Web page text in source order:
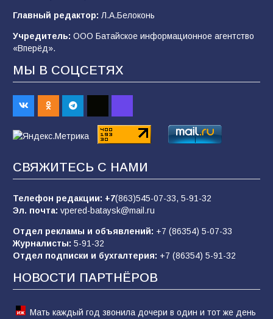
после выборов: в Госдуме дали ответ
99 06.08.2026
«Слухами Москву не возьмёшь»: почему
заявления Киева о мобилизации — это
отчаяние, а не разведка
02.08.2026
В детском саду № 35 дети освоили
строительные профессии в ходе
спортивного праздника
76 07.08.2026
Морской квест в детском саду: как
воспитанники спасали Нептуна
74 01.08.2026
Главный редактор: Л.А.Белоконь
Учредитель: ООО Батайское информационное агентство
«Вперёд».
МЫ В СОЦСЕТЯХ
СВЯЖИТЕСЬ С НАМИ
Телефон редакции: +7(863)545-07-33, 5-91-32
Эл. почта: vpered-bataysk@mail.ru
Отдел рекламы и объявлений: +7 (86354) 5-07-33
Журналисты: 5-91-32
Отдел подписки и бухгалтерия: +7 (86354) 5-91-32
НОВОСТИ ПАРТНЁРОВ
Мать каждый год звонила дочери в один и тот же день